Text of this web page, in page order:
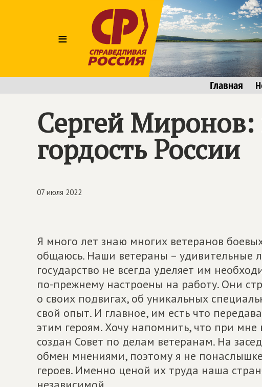
≡
Главная
Сергей Миронов:
гордость России
07 июля 2022
Я много лет знаю многих ветеранов
общаюсь. Наши ветераны – удивительные
государство не всегда уделяет им
по-прежнему настроены на работу. Они
о своих подвигах, об уникальных
свой опыт. И главное, им есть что
этим героям. Хочу напомнить, что при
создан Совет по делам ветеранам. На
обмен мнениями, поэтому я не
героев. Именно ценой их труда наша